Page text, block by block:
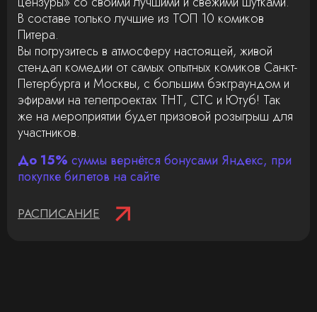
В составе только лучшие из ТОП 10 комиков
Питера.
Вы погрузитесь в атмосферу настоящей, живой
стендап комедии от самых опытных комиков Санкт-
Петербурга и Москвы, с большим бэкграундом и
эфирами на телепроектах ТНТ, СТС и Ютуб! Так
же на мероприятии будет призовой розыгрыш для
участников.
До 15% суммы вернётся бонусами Яндекс, при
покупке билетов на сайте
РАСПИСАНИЕ